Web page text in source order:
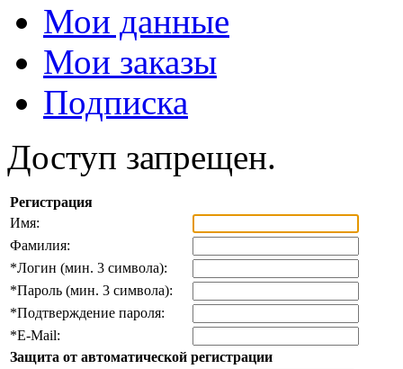
Мои данные
Мои заказы
Подписка
Доступ запрещен.
Регистрация
Имя:
Фамилия:
*Логин (мин. 3 символа):
*Пароль (мин. 3 символа):
*Подтверждение пароля:
*E-Mail:
Защита от автоматической регистрации